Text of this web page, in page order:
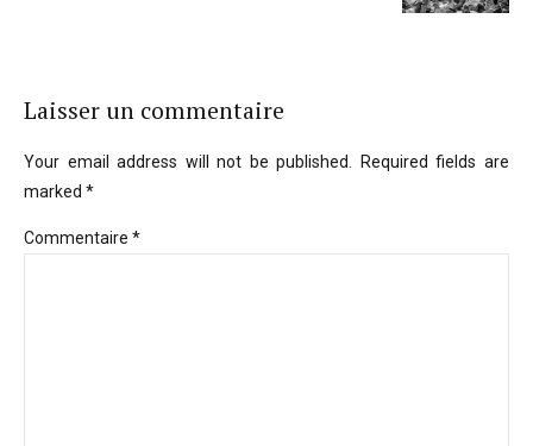
Laisser un commentaire
Your email address will not be published. Required fields are
marked *
Commentaire *